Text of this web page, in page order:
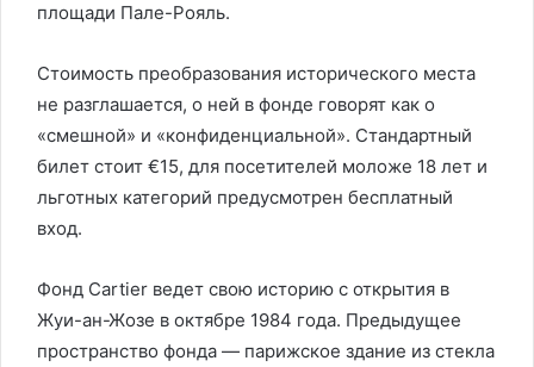
площади Пале-Рояль.
Стоимость преобразования исторического места
не разглашается, о ней в фонде говорят как о
«смешной» и «конфиденциальной». Стандартный
билет стоит €15, для посетителей моложе 18 лет и
льготных категорий предусмотрен бесплатный
вход.
Фонд Cartier ведет свою историю с открытия в
Жуи-ан-Жозе в октябре 1984 года. Предыдущее
пространство фонда — парижское здание из стекла